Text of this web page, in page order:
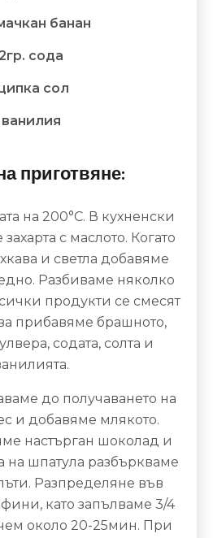
банан
сода
сол
ванилия
приготвяне:
на 200°C. В кухненски
с маслото. Когато
и светла добавяме
Разбиваме няколко
продукти се смесят
прибавяме брашното,
содата, солта и
до получаването на
и добавяме млякото.
настърган шоколад и
на шпатула разбъркваме
Разпределяне във
като запълваме 3/4
около 20-25мин. При